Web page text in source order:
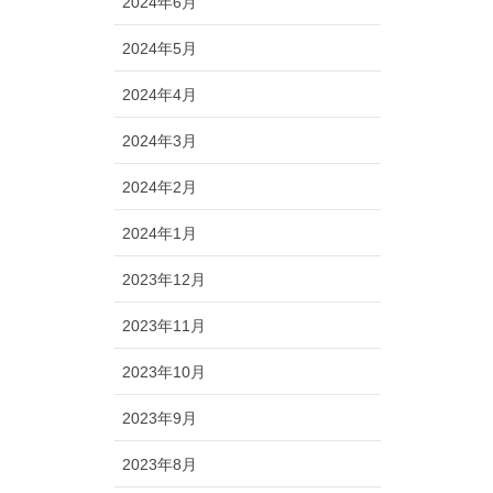
2024年5月
2024年4月
2024年3月
2024年2月
2024年1月
2023年12月
2023年11月
2023年10月
2023年9月
2023年8月